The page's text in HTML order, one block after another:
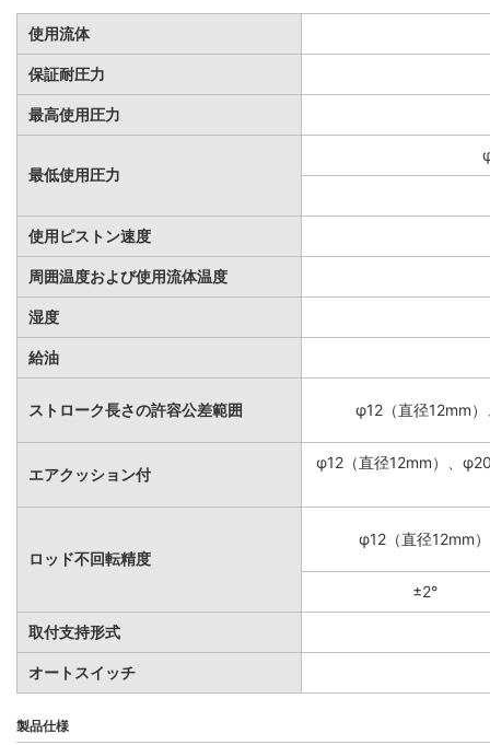
使用流体
保証耐圧力
最高使用圧力
最低使用圧力
使用ピストン速度
周囲温度および使用流体温度
湿度
給油
ストローク長さの許容公差範囲 φ12（直径12mm
エアクッション付
φ12（直径12mm）、
ロッド不回転精度
φ12（直径12mm）
±2°
取付支持形式
オートスイッチ
製品仕様